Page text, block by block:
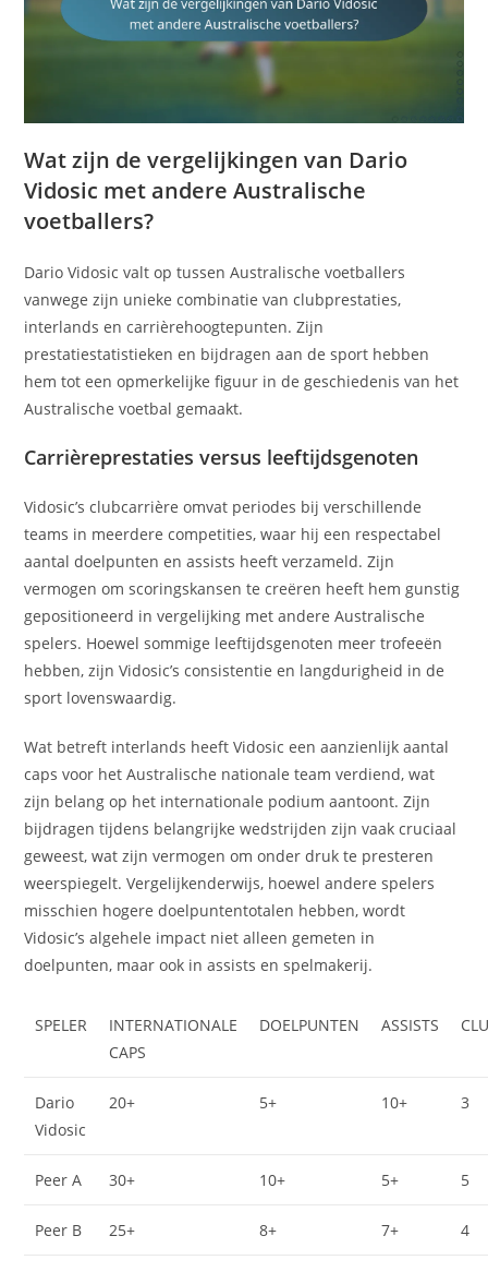
Wat zijn de vergelijkingen van Dario
Vidosic met andere Australische
voetballers?
Dario Vidosic valt op tussen Australische voetballers
vanwege zijn unieke combinatie van clubprestaties,
interlands en carrièrehoogtepunten. Zijn
prestatiestatistieken en bijdragen aan de sport hebben
hem tot een opmerkelijke figuur in de geschiedenis van het
Australische voetbal gemaakt.
Carrièreprestaties versus leeftijdsgenoten
Vidosic’s clubcarrière omvat periodes bij verschillende
teams in meerdere competities, waar hij een respectabel
aantal doelpunten en assists heeft verzameld. Zijn
vermogen om scoringskansen te creëren heeft hem gunstig
gepositioneerd in vergelijking met andere Australische
spelers. Hoewel sommige leeftijdsgenoten meer trofeeën
hebben, zijn Vidosic’s consistentie en langdurigheid in de
sport lovenswaardig.
Wat betreft interlands heeft Vidosic een aanzienlijk aantal
caps voor het Australische nationale team verdiend, wat
zijn belang op het internationale podium aantoont. Zijn
bijdragen tijdens belangrijke wedstrijden zijn vaak cruciaal
geweest, wat zijn vermogen om onder druk te presteren
weerspiegelt. Vergelijkenderwijs, hoewel andere spelers
misschien hogere doelpuntentotalen hebben, wordt
Vidosic’s algehele impact niet alleen gemeten in
doelpunten, maar ook in assists en spelmakerij.
SPELER
INTERNATIONALE
CAPS
DOELPUNTEN ASSISTS
Dario
Vidosic
20+ 5+ 10+ 3
Peer A 30+ 10+ 5+ 5
Peer B 25+ 8+ 7+ 4